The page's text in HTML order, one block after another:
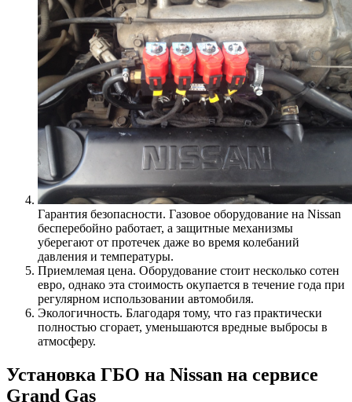
Гарантия безопасности. Газовое оборудование на Nissan
бесперебойно работает, а защитные механизмы
уберегают от протечек даже во время колебаний
давления и температуры.
Приемлемая цена. Оборудование стоит несколько сотен
евро, однако эта стоимость окупается в течение года при
регулярном использовании автомобиля.
Экологичность. Благодаря тому, что газ практически
полностью сгорает, уменьшаются вредные выбросы в
атмосферу.
Установка ГБО на Nissan на сервисе
Grand Gas